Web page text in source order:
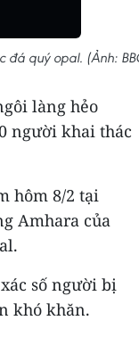
đá quý opal. (Ảnh:
làng hẻo
người khai thác
hôm 8/2 tại
Amhara của
số người bị
khó khăn.